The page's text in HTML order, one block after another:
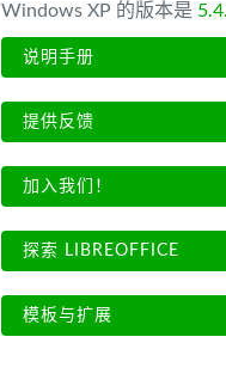
Windows XP 的版本是
说明手册
提供反馈
加入我们！
探索 LIBREOFFICE
模板与扩展